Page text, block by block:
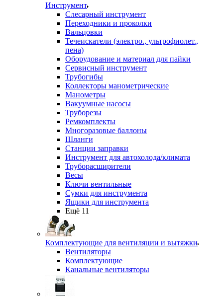
Инструмент
Слесарный инструмент
Переходники и проколки
Вальцовки
Течеискатели (электро., ультрофиолет.,
пена)
Оборудование и материал для пайки
Сервисный инструмент
Трубогибы
Коллекторы манометрические
Манометры
Вакуумные насосы
Труборезы
Ремкомплекты
Многоразовые баллоны
Шланги
Станции заправки
Инструмент для автохолода/климата
Труборасширители
Весы
Ключи вентильные
Сумки для инструмента
Ящики для инструмента
Ещё 11
Комплектующие для вентиляции и вытяжки
Вентиляторы
Комплектующие
Канальные вентиляторы